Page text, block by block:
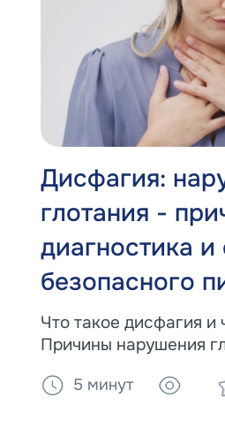
Дисфагия:
глотания -
диагностика и
безопасного
Что такое дисфагия и
Причины нарушения
Диагностика,
5 минут